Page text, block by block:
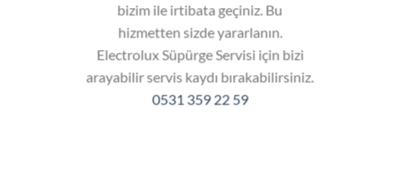
bizim ile irtibata geçiniz. Bu
hizmetten sizde yararlanın.
Electrolux Süpürge Servisi için bizi
arayabilir servis kaydı bırakabilirsiniz.
0531 359 22 59